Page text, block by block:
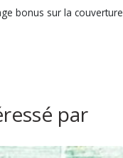
bonus sur la couverture
par